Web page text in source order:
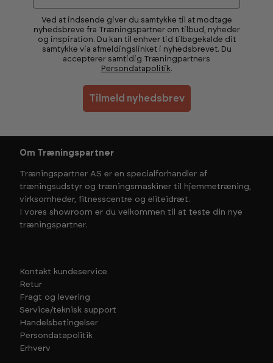
Ved at indsende giver du samtykke til at modtage
nyhedsbreve fra Træningspartner om tilbud, nyheder
og inspiration. Du kan til enhver tid tilbagekalde dit
samtykke via afmeldingslinket i nyhedsbrevet. Du
accepterer samtidig Træningpartners
Persondatapolitik.
Tilmeld nyhedsbrev
Om Træningspartner
Træningspartner AS er en specialforhandler af
træningsudstyr og træningsmaskiner til hjemmetræning,
virksomheder, fitnesscentre og eliteidræt.
I vores showroom er du velkommen til at teste din nye
træningspartner.
Kontakt kundeservice
Retur
Fragt og levering
Service/teknisk support
Handelsbetingelser
Persondatapolitik
Erhverv